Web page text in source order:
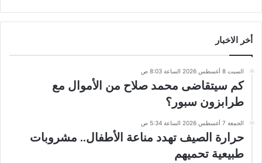
أخر الاخبار
السبت 8 أغسطس 2026 الساعة 8:03 ص
كم سيتقاضى محمد صلاح من الأموال مع
طرابزون سبور؟
الجمعة 7 أغسطس 2026 الساعة 5:34 ص
حرارة الصيف تهدد مناعة الأطفال.. مشروبات
طبيعية تحميهم